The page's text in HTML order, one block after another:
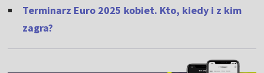
Terminarz Euro 2025 kobiet. Kto, kiedy i z kim
zagra?